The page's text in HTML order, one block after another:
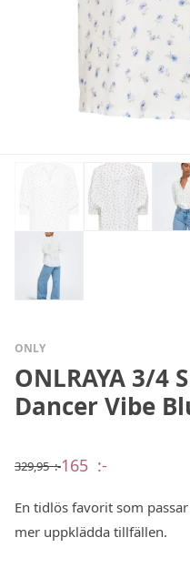
ONLY
ONLRAYA 3/4
Dancer Vibe
329,95:-
Det
var:
329,95 :-.
165 :-
Det
är:
En tidlös favorit som
mer uppklädda tillfällen.